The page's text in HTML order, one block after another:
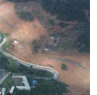
tải phối hợp
thành
tốc Bắc-
đoạn Mai
theo